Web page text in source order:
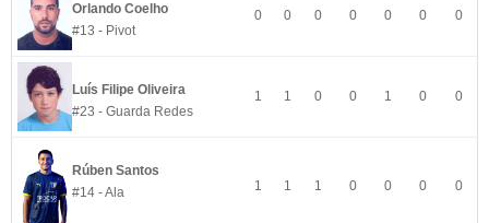
Orlando Coelho
#13 - Pivot
0 0 0 0 0 0 0
Luís Filipe Oliveira
#23 - Guarda Redes
1 1 0 0 1 0 0
Rúben Santos
#14 - Ala
1 1 1 0 0 0 0